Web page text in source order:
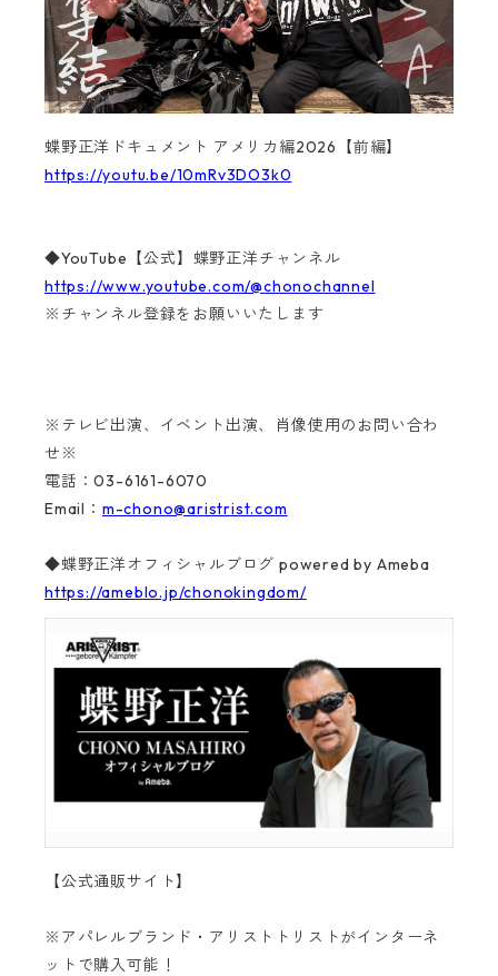
蝶野正洋ドキュメント アメリカ編2026【前編】
https://youtu.be/10mRv3DO3k0
◆YouTube【公式】蝶野正洋チャンネル
https://www.youtube.com/@chonochannel
※チャンネル登録をお願いいたします
※テレビ出演、イベント出演、肖像使用のお問い合わ
せ※
電話：03-6161-6070
Email： m-chono@aristrist.com
◆蝶野正洋オフィシャルブログ powered by Ameba
https://ameblo.jp/chonokingdom/
【公式通販サイト】
※アパレルブランド・アリストトリストがインターネ
ットで購入可能！